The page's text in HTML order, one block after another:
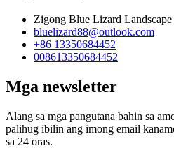
Zigong Blue Lizard
bluelizard88@outlook.com
+86 13350684452
008613350684452
Mga newsletter
Alang sa mga pangutana bahin sa
palihug ibilin ang imong email
sa 24 oras.